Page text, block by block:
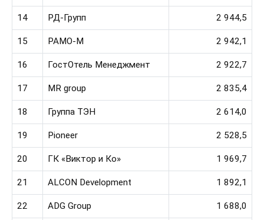
14 РД-Групп 2 944,5
15 РАМО-М 2 942,1
16 ГостОтель Менеджмент 2 922,7
17 MR group 2 835,4
18 Группа ТЭН 2 614,0
19 Pioneer 2 528,5
20 ГК «Виктор и Ко» 1 969,7
21 ALCON Development 1 892,1
22 ADG Group 1 688,0